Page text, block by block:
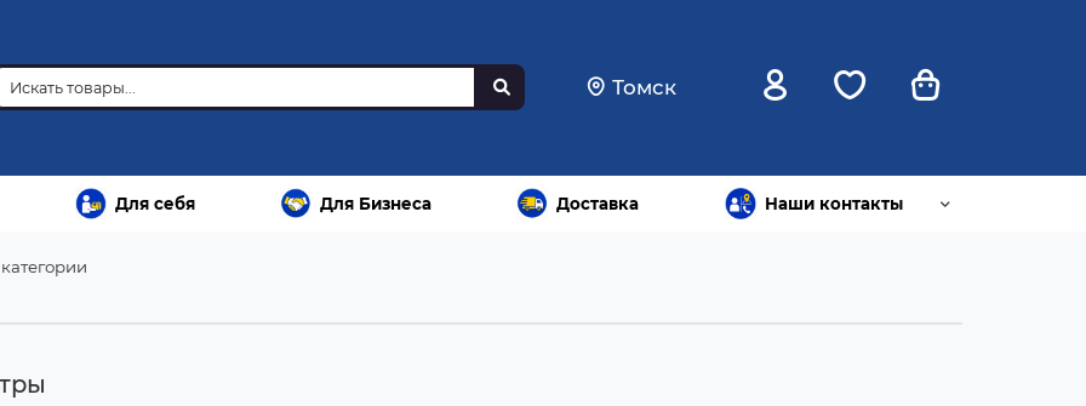
Томск
Для себя Для Бизнеса Доставка Наши контакты